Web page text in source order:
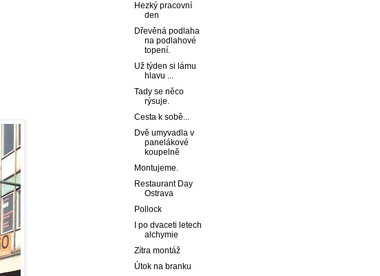
Hezký pracovní
den
Dřevěná podlaha
na podlahové
topení.
Už týden si lámu
hlavu ...
Tady se něco
rýsuje.
Cesta k sobě...
Dvě umyvadla v
panelákové
koupelně
Montujeme.
Restaurant Day
Ostrava
Pollock
I po dvaceti letech
alchymie
Zítra montáž
Útok na branku